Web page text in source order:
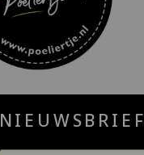
NIEUWSBRIEF